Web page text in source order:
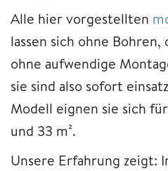
Alle hier vorgestellten
lassen sich ohne
ohne aufwendige
sie sind also sofort
Modell eignen sie sich
und 33 m².
Unsere Erfahrung zeigt: